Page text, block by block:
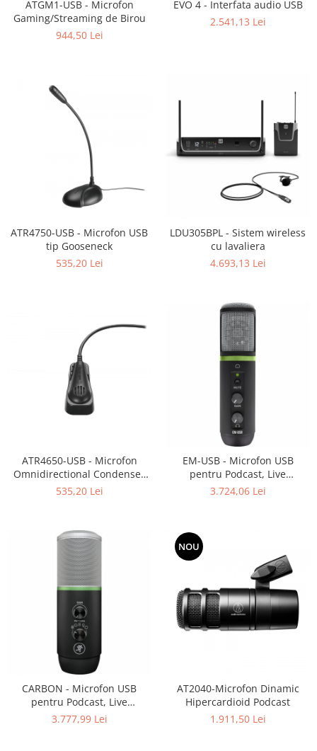
ATGM1-USB - Microfon
Gaming/Streaming de Birou
944,50 Lei
EVO 4 - Interfata audio USB
2.541,13 Lei
ATR4750-USB - Microfon USB
tip Gooseneck
535,20 Lei
LDU305BPL - Sistem wireless
cu lavaliera
4.693,13 Lei
ATR4650-USB - Microfon
Omnidirectional Condenser
Boundary/Lapel
535,20 Lei
EM-USB - Microfon USB
pentru Podcast, Live
Streaming
3.724,06 Lei
CARBON - Microfon USB
pentru Podcast, Live
Streaming, Instrumente
3.777,99 Lei
NOU
AT2040-Microfon Dinamic
Hipercardioid Podcast
1.911,50 Lei